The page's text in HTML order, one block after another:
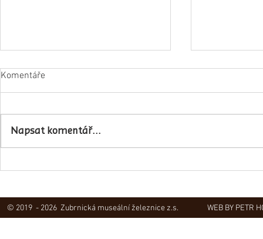
Komentáře
Napsat komentář...
© 2019 - 2026 Zubrnická museální železnice z.s. WEB BY